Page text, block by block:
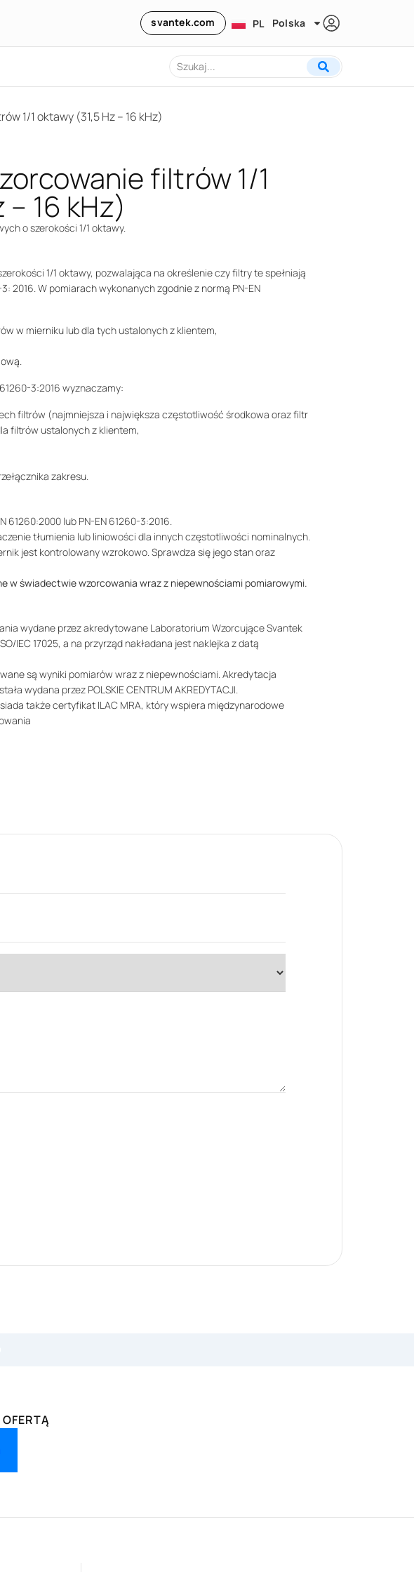
svantek.com PL Polska
1/1 oktawy (31,5 Hz – 16 kHz)
filtrów 1/1
16 kHz)
o szerokości 1/1 oktawy.
1/1 oktawy, pozwalająca na określenie czy filtry te spełniają
2016. W pomiarach wykonanych zgodnie z normą PN-EN
w mierniku lub dla tych ustalonych z klientem,
3:2016 wyznaczamy:
filtrów (najmniejsza i największa częstotliwość środkowa oraz filtr
filtrów ustalonych z klientem,
zakresu.
61260:2000 lub PN-EN 61260-3:2016.
tłumienia lub liniowości dla innych częstotliwości nominalnych.
jest kontrolowany wzrokowo. Sprawdza się jego stan oraz
w świadectwie wzorcowania wraz z niepewnościami pomiarowymi.
wydane przez akredytowane Laboratorium Wzorcujące Svantek
IEC 17025, a na przyrząd nakładana jest naklejka z datą
są wyniki pomiarów wraz z niepewnościami. Akredytacja
wydana przez POLSKIE CENTRUM AKREDYTACJI.
także certyfikat ILAC MRA, który wspiera międzynarodowe